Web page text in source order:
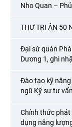
Nho Quan –
THƯ TRI ÂN 50
Đại sứ quán
Dương 1, ghi
Đào tạo kỹ
ngũ Kỹ sư tư
Chính thức phát
dụng năng